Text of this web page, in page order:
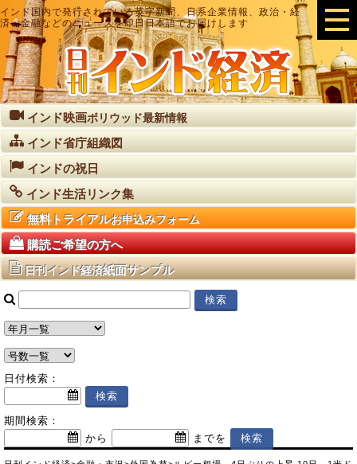
インド国内で発行されている英字新聞、日系企業情報、政治・経
済・金融などのニュースを即日日本語でお届けします
インド映画ボリウッド最新情報
インド省庁組織図
インドの祝日
インド生活リンク集
無料トライアルお申込みフォーム
購読ご希望の方へ
日刊インド経済紙面サンプル
日付検索：
期間検索：
から
までを